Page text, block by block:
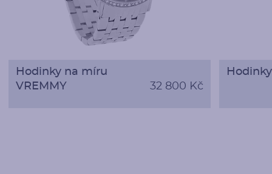
Hodinky na míru
VREMMY
32 800 Kč